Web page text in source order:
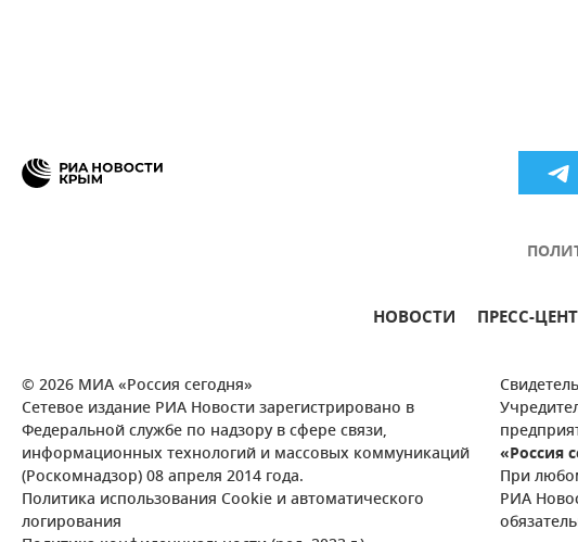
НОВОСТИ ПРЕСС-
© 2026 МИА «Россия сегодня»
Сетевое издание РИА Новости зарегистрировано в
Федеральной службе по надзору в сфере связи,
информационных технологий и массовых коммуникаций
(Роскомнадзор) 08 апреля 2014 года.
Политика использования Cookie и автоматического
логирования
«Россия
При
РИА